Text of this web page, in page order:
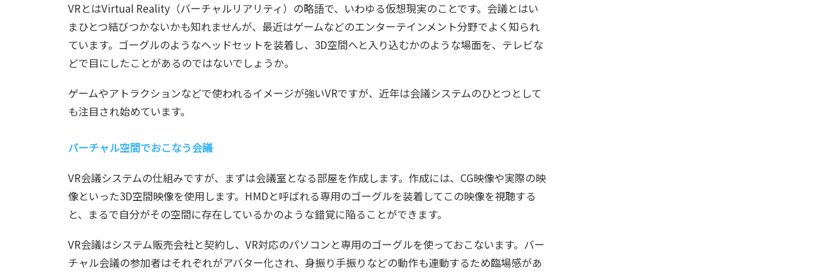
VRとはVirtual Reality（バーチャルリアリティ）の略語で、いわゆる仮想現実のことです。会議とはい
まひとつ結びつかないかも知れませんが、最近はゲームなどのエンターテインメント分野でよく知られ
ています。ゴーグルのようなヘッドセットを装着し、3D空間へと入り込むかのような場面を、テレビな
どで目にしたことがあるのではないでしょうか。
ゲームやアトラクションなどで使われるイメージが強いVRですが、近年は会議システムのひとつとして
も注目され始めています。
バーチャル空間でおこなう会議
VR会議システムの仕組みですが、まずは会議室となる部屋を作成します。作成には、CG映像や実際の映
像といった3D空間映像を使用します。HMDと呼ばれる専用のゴーグルを装着してこの映像を視聴する
と、まるで自分がその空間に存在しているかのような錯覚に陥ることができます。
VR会議はシステム販売会社と契約し、VR対応のパソコンと専用のゴーグルを使っておこないます。バー
チャル会議の参加者はそれぞれがアバター化され、身振り手振りなどの動作も連動するため臨場感があ